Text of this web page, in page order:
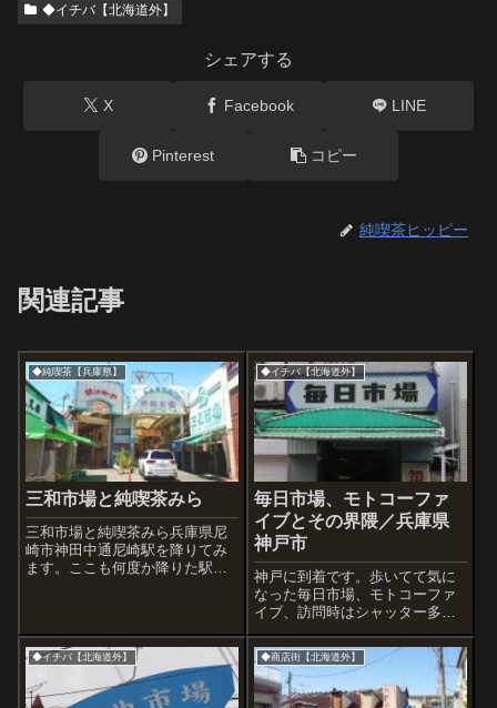
◆イチバ【北海道外】
シェアする
X Facebook LINE
Pinterest コピー
純喫茶ヒッピー
関連記事
◆純喫茶【兵庫県】
三和市場と純喫茶みら
三和市場と純喫茶みら兵庫県尼
崎市神田中通尼崎駅を降りてみ
ます。ここも何度か降りた駅だ
ます。ここし市場や商店街の交
差路なのでしょうか。「サンロ
ード」「三保本通...
◆イチバ【北海道外】
毎日市場、モトコーファ
イブとその界隈／兵庫県
神戸市
神戸に到着です。歩いてて気に
なった毎日市場、モトコーファ
イブ、訪問時はシャッター多す
ぎでした (汗。消火用の備えで
しょうか。市場の「飾り」は場
所ごとに個性があって、好きな
もののひとつ。う。かっこいい
◆イチバ【北海道外】 ◆商店街【北海道外】